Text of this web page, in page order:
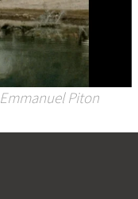
Emmanuel Piton